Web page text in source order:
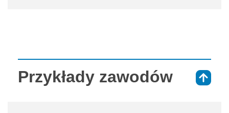
Przykłady zawodów